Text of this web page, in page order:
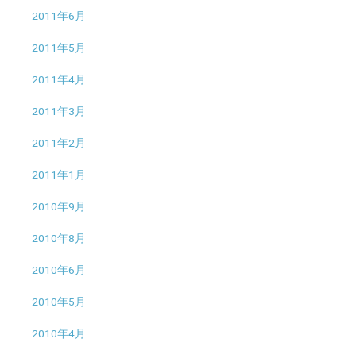
2011年6月
2011年5月
2011年4月
2011年3月
2011年2月
2011年1月
2010年9月
2010年8月
2010年6月
2010年5月
2010年4月